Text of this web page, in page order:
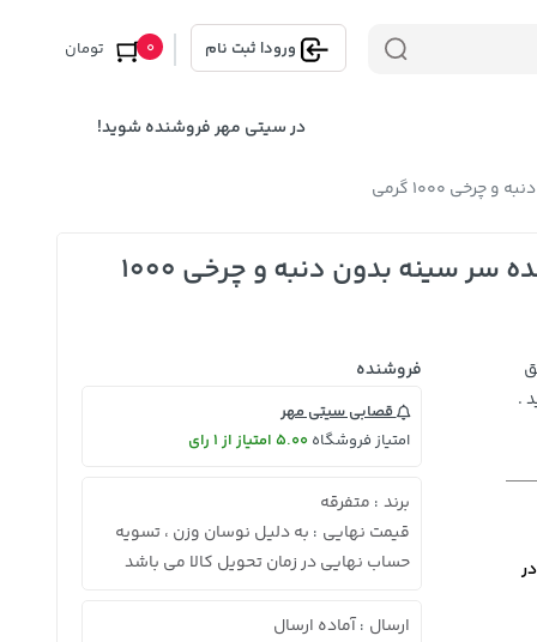
ورود| ثبت نام تومان 0
در سیتی مهر فروشنده شوید!
1000 گرمی
گوشت گوسفندی ماهیچه با سه دنده سر سینه بدون دنبه و چرخی 1000
.
فروشنده
قصابی سیتی مهر
امتیاز فروشگاه5.00 امتیاز از 1 رای
برند : متفرقه
قیمت نهایی : به دلیل نوسان وزن ، تسویه
حساب نهایی در زمان تحویل کالا می باشد
ارسال :آماده ارسال